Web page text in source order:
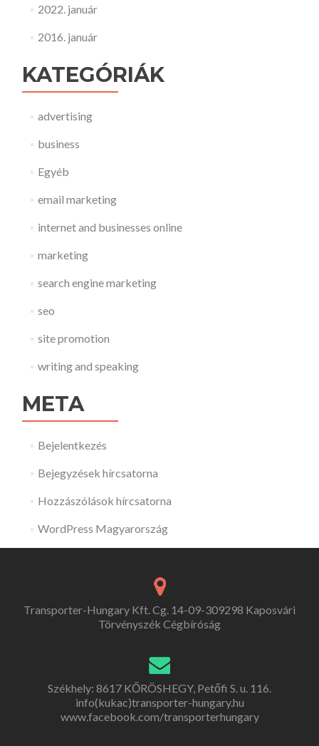
2022. január
2016. január
KATEGÓRIÁK
advertising
business
Egyéb
email marketing
internet and businesses online
marketing
search engine marketing
seo
site promotion
writing and speaking
META
Bejelentkezés
Bejegyzések hírcsatorna
Hozzászólások hírcsatorna
WordPress Magyarország
Transporter-Hungary Kft. Cg. 14-09-309298 Kaposvári
Törvényszék Cégbíróság
Székhely: 8617 KŐRÖSHEGY, Petőfi S. u. 116.
info(kukac)transporter-hungary.hu
www.facebook.com/transporterhungary